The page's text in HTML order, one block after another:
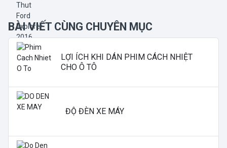
BÀI VIẾT CÙNG CHUYÊN MỤC
LỢI ÍCH KHI DÁN PHIM CÁCH NHIỆT
CHO Ô TÔ
ĐỘ ĐÈN XE MÁY